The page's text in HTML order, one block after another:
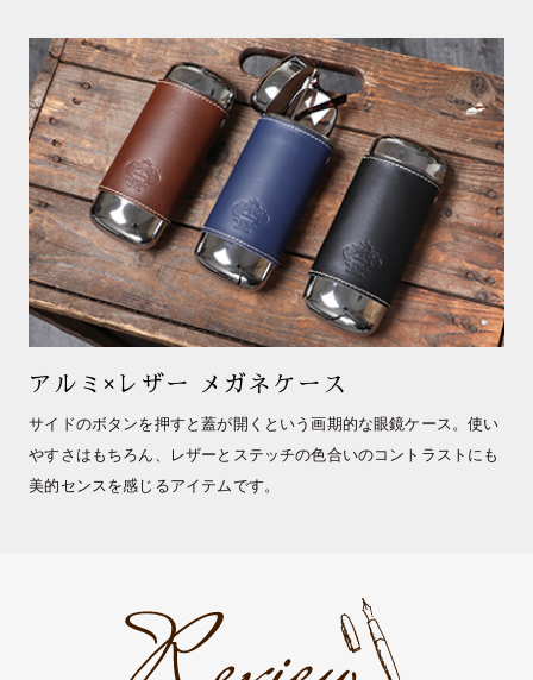
アルミ×レザー メガネケース
サイドのボタンを押すと蓋が開くという画期的な眼鏡ケース。使い
やすさはもちろん、レザーとステッチの色合いのコントラストにも
美的センスを感じるアイテムです。